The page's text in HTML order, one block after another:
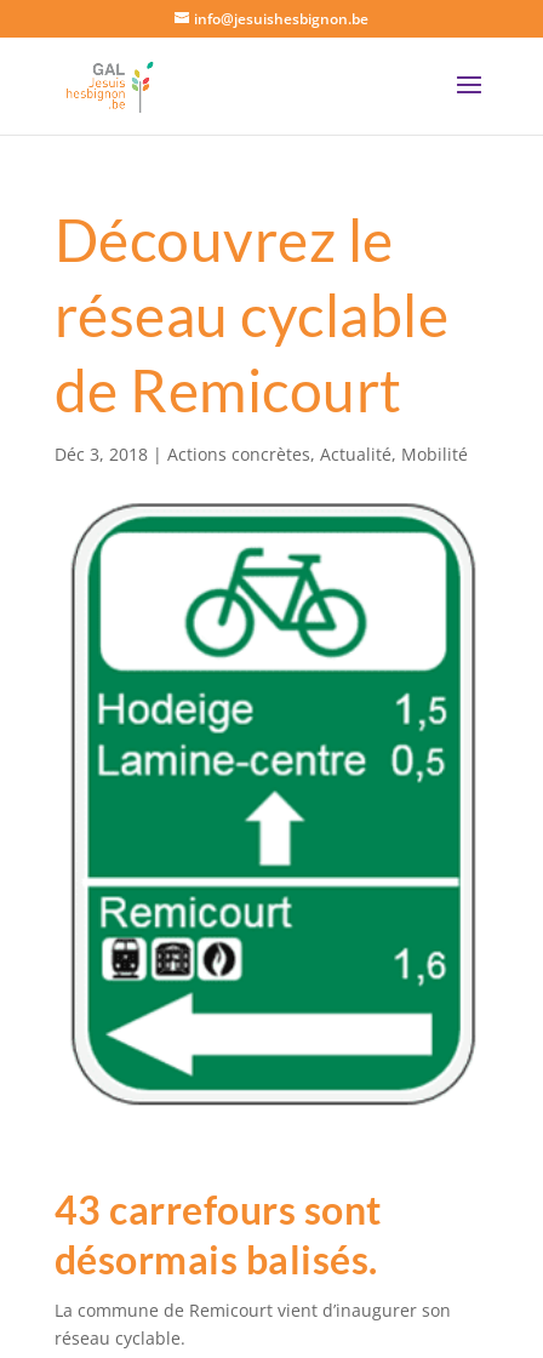
info@jesuishesbignon.be
Découvrez le
réseau cyclable
de Remicourt
Déc 3, 2018| Actions concrètes, Actualité, Mobilité
43 carrefours sont
désormais balisés.
La commune de Remicourt vient d’inaugurer son
réseau cyclable.